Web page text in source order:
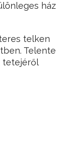
ház
telken
Telente
tetejéről